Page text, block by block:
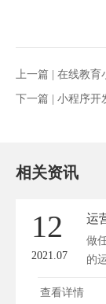
上一篇 | 在线教育
下一篇 | 小程序开
相关资讯
12
2021.07
运
做
的
查看详情